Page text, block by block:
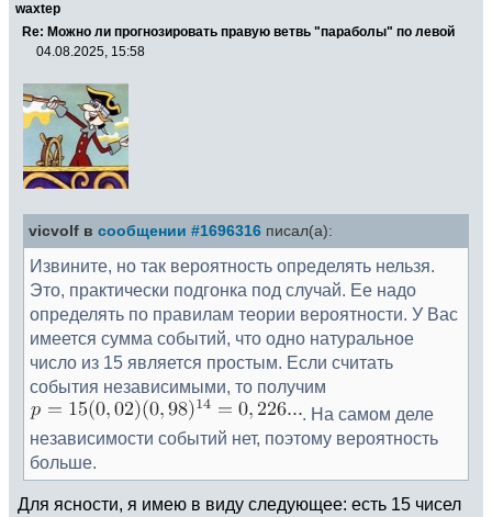
waxtep
Re: Можно ли прогнозировать правую ветвь "параболы" по левой
04.08.2025, 15:58
vicvolf в сообщении #1696316 писал(а):
Извините, но так вероятность определять нельзя.
Это, практически подгонка под случай. Ее надо
определять по правилам теории вероятности. У Вас
имеется сумма событий, что одно натуральное
число из 15 является простым. Если считать
события независимыми, то получим
. На самом деле
независимости событий нет, поэтому вероятность
больше.
Для ясности, я имею в виду следующее: есть 15 чисел